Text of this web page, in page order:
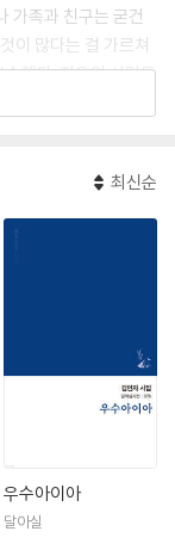
가족과 친구는 굳건
이 많다는 걸 가르쳐
했다. 자유와 사랑도
재가 나라는 것 역시
를 찾아서'로 등단했
어 떼와 놀던 어린 시
세상에서 가장 아름
』, 『풍경 속을 걷는
여행』, 『남해기
다』 등이 있다.
최신순
우수아이아
달아실